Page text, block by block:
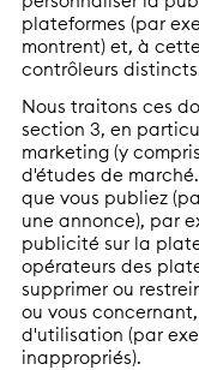
plateformes (par
montrent) et, à
contrôleurs
Nous traitons ces
section 3, en
marketing (y
d'études de
que vous publiez
une annonce), par
publicité sur la
opérateurs des
supprimer ou
ou vous
d'utilisation (par
inappropriés).